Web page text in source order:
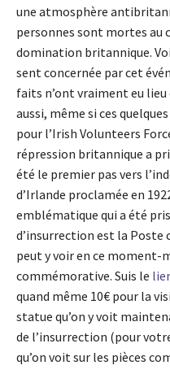
une atmosphère
personnes sont mortes au
domination britannique.
sent concernée par cet
faits n’ont vraiment eu lieu
aussi, même si ces
pour l’Irish Volunteers
répression britannique a
été le premier pas vers
d’Irlande proclamée en
emblématique qui a été
d’insurrection est la Poste
peut y voir en ce moment-
commémorative. Suis le
quand même 10€ pour la
statue qu’on y voit
de l’insurrection (pour
qu’on voit sur les pièces